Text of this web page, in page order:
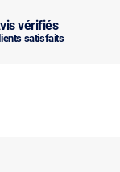
vérifiés
satisfaits